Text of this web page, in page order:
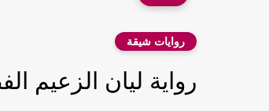
روايات شيقة
رواية ليان الزعيم الفصل